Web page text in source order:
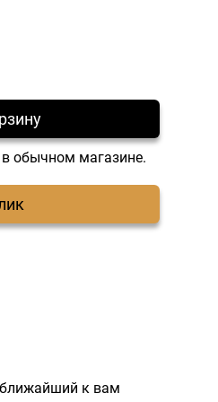
обычном магазине.
к вам